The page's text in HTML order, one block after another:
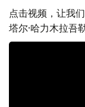
点击视频，让我
塔尔·哈力木拉吾勒